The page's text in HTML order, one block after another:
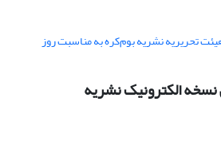
تحریریه نشریه بوم‌کره به مناسبت روز
نسخه الکترونیک نشریه